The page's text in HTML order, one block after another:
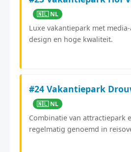
🇳🇱 NL
Luxe vakantiepark met
design en hoge kwaliteit.
#24 Vakantiepark
🇳🇱 NL
Combinatie van attractiepark
regelmatig genoemd in